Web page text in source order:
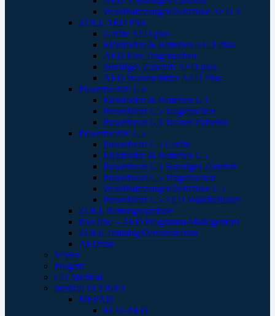
Wandhalterungen/Schränke AED 3
ZOLL AED Plus
Geräte AED plus
Elektroden & Batterien AED Plus
AED Plus Tragetaschen
Sonstiges Zubehör AED plus
AED Wandschilder AED Plus
Powerheart® G3
Elektroden & Batterien G3
Powerheart G5 Tragetaschen
Powerheart G3 Trainer Zubehör
Powerheart® G5
Powerheart G5 Geräte
Elektroden & Batterien G5
Powerheart G5 Sonstiges Zubehör
Powerheart G5 Tragetaschen
Wandhalterungen/Schränke G5
Powerheart G5 AED Wandschilder
ZOLL Rettungssymbole
PlusTrac – AED Programm-Management
ZOLL Training/Demonstration
AEDtrax
ViVest
Progetti
CU Medical
medical ECONET
MEPAD
ECO-AED